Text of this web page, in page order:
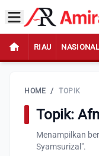
RIAU NASIONAL
HOME / TOPIK
Topik:
Menampilkan
Syamsurizal".